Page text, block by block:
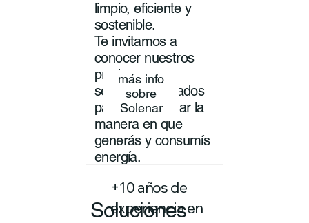
limpio, eficiente y
sostenible.
Te invitamos a
conocer nuestros
productos y
servicios pensados
para transformar la
manera en que
generás y consumís
energía.
más info
sobre
Solenar
Soluciones
+10 años de
experiencia en